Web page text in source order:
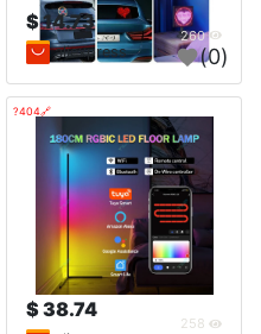
14.73 $
260
aliexpress (0)
🔗404?
38.74 $